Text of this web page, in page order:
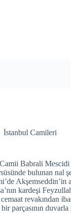
İstanbul Camileri
Babrali
bulunan nal
Akşemseddin’in
kardeşi
revakından
bir parçasının